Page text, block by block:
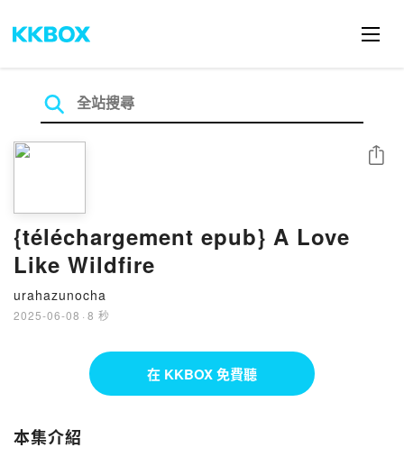
{téléchargement epub} A Love
Like Wildfire
urahazunocha
2025-06-08 · 8 秒
分享
在 KKBOX 免費聽
本集介紹